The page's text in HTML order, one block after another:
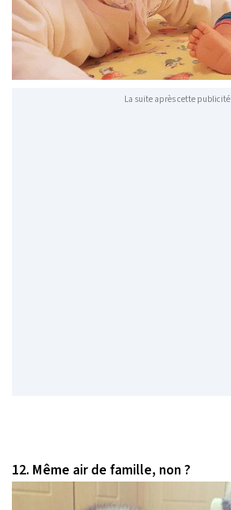
La suite après cette publicité
12. Même air de famille, non ?